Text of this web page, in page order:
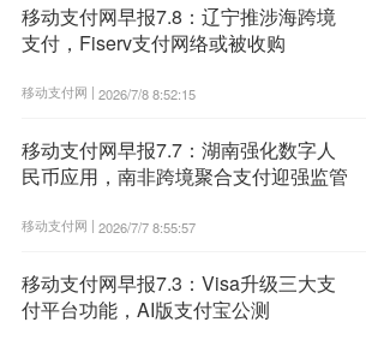
移动支付网早报7.8：辽宁推涉海跨境
支付，Fiserv支付网络或被收购
移动支付网 | 2026/7/8 8:52:15
移动支付网早报7.7：湖南强化数字人
民币应用，南非跨境聚合支付迎强监管
移动支付网 | 2026/7/7 8:55:57
移动支付网早报7.3：Visa升级三大支
付平台功能，AI版支付宝公测